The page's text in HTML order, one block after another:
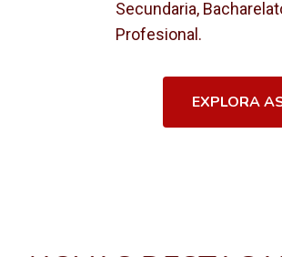
Secundaria,
Profesional.
EXPLORA